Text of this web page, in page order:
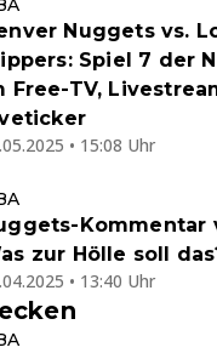
Nuggets vs.
Spiel 7 der
Free-TV,
• 15:08 Uhr
Kommentar
zur Hölle soll
• 13:40 Uhr